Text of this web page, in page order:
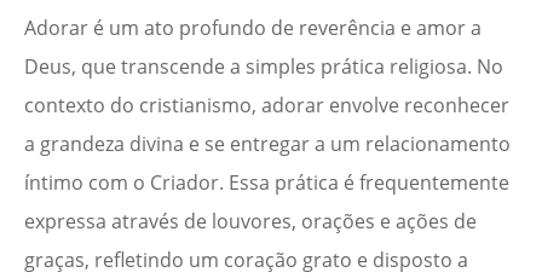
Adorar é um ato profundo de reverência e amor a
Deus, que transcende a simples prática religiosa. No
contexto do cristianismo, adorar envolve reconhecer
a grandeza divina e se entregar a um relacionamento
íntimo com o Criador. Essa prática é frequentemente
expressa através de louvores, orações e ações de
graças, refletindo um coração grato e disposto a